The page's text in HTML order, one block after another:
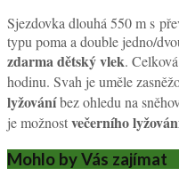
Sjezdovka dlouhá 550 m s
typu poma a double jedno/
zdarma dětský vlek.
hodinu. Svah je uměle
lyžováníbez ohledu na
je možnostvečerního
Mohlo by Vás zajímat